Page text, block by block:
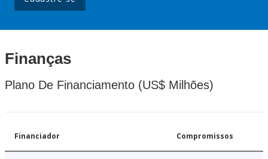
Finanças
Plano De Financiamento (US$ Milhões)
Financiador Compromissos